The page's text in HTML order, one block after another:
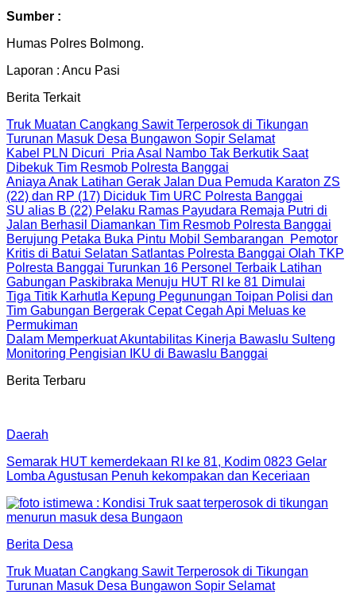
Sumber :
Humas Polres Bolmong.
Laporan : Ancu Pasi
Berita Terkait
Truk Muatan Cangkang Sawit Terperosok di Tikungan
Turunan Masuk Desa Bungawon Sopir Selamat
Kabel PLN Dicuri Pria Asal Nambo Tak Berkutik Saat
Dibekuk Tim Resmob Polresta Banggai
Aniaya Anak Latihan Gerak Jalan Dua Pemuda Karaton ZS
(22) dan RP (17) Diciduk Tim URC Polresta Banggai
SU alias B (22) Pelaku Ramas Payudara Remaja Putri di
Jalan Berhasil Diamankan Tim Resmob Polresta Banggai
Berujung Petaka Buka Pintu Mobil Sembarangan Pemotor
Kritis di Batui Selatan Satlantas Polresta Banggai Olah TKP
Polresta Banggai Turunkan 16 Personel Terbaik Latihan
Gabungan Paskibraka Menuju HUT RI ke 81 Dimulai
Tiga Titik Karhutla Kepung Pegunungan Toipan Polisi dan
Tim Gabungan Bergerak Cepat Cegah Api Meluas ke
Permukiman
Dalam Memperkuat Akuntabilitas Kinerja Bawaslu Sulteng
Monitoring Pengisian IKU di Bawaslu Banggai
Berita Terbaru
Daerah
Semarak HUT kemerdekaan RI ke 81, Kodim 0823 Gelar
Lomba Agustusan Penuh kekompakan dan Keceriaan
Berita Desa
Truk Muatan Cangkang Sawit Terperosok di Tikungan
Turunan Masuk Desa Bungawon Sopir Selamat